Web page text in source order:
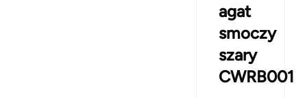
agat
smoczy
szary
CWRB001